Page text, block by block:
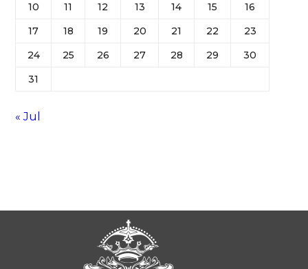
10
11 12 13 14 15
16
17
18 19 20 21 22
23
24
25 26 27 28 29
30
31
« Jul